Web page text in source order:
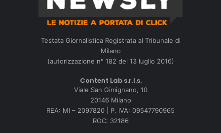
Testata Giornalistica Registrata al Tribunale di
Milano
(autorizzazione n° 182 del 13 luglio 2016)
Content Lab s.r.l.s.
Viale San Gimignano, 10
20146 Milano
REA: MI – 2097820 | P. IVA: 09547790965
ROC: 32186